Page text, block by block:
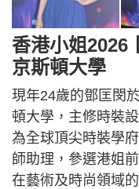
香港小姐2026
京斯頓大學
現年24歲的鄧匡閔
頓大學，主修時裝
為全球頂尖時裝學
師助理，參選港姐
在藝術及時尚領域